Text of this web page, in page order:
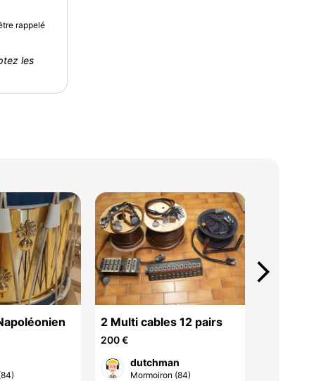
rappelé
les
2 Multi cables 12 pairs
200 €
dutchman
Mormoiron (84)
arrow_forward_ios